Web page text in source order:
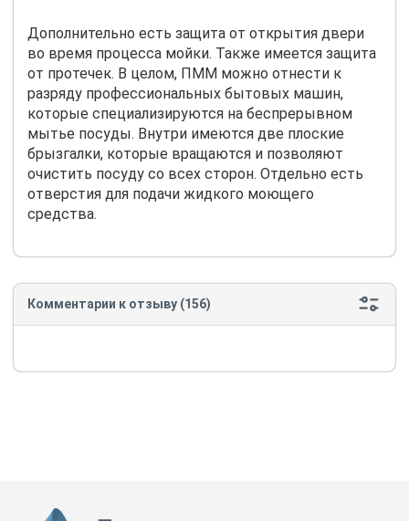
Дополнительно есть защита от открытия двери
во время процесса мойки. Также имеется защита
от протечек. В целом, ПММ можно отнести к
разряду профессиональных бытовых машин,
которые специализируются на беспрерывном
мытье посуды. Внутри имеются две плоские
брызгалки, которые вращаются и позволяют
очистить посуду со всех сторон. Отдельно есть
отверстия для подачи жидкого моющего
средства.
Комментарии к отзыву (156)